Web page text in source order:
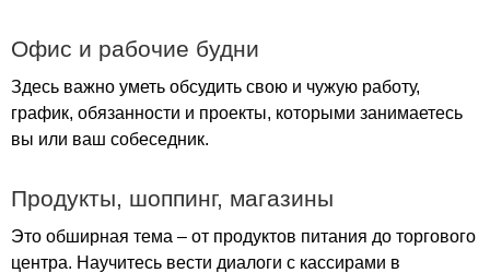
Офис и рабочие будни
Здесь важно уметь обсудить свою и чужую работу,
график, обязанности и проекты, которыми занимаетесь
вы или ваш собеседник.
Продукты, шоппинг, магазины
Это обширная тема – от продуктов питания до торгового
центра. Научитесь вести диалоги с кассирами в